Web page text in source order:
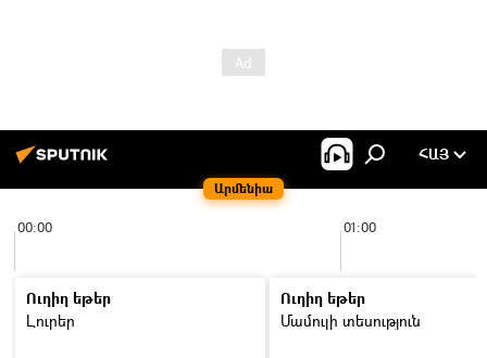
Արմենիա
ՀԱՅ
00:00 01:00
Ուղիղ եթեր
Լուրեր
Ուղիղ եթեր
Մամուլի տեսություն